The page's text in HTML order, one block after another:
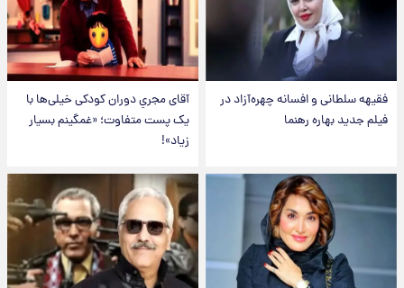
فقیهه سلطانی و افسانه چهره‌آزاد در
فیلم جدید بهاره رهنما
آقای مجریِ دوران کودکی خیلی‌ها با
یک پست متفاوت؛ «غمگینم بسیار
زیاد»!